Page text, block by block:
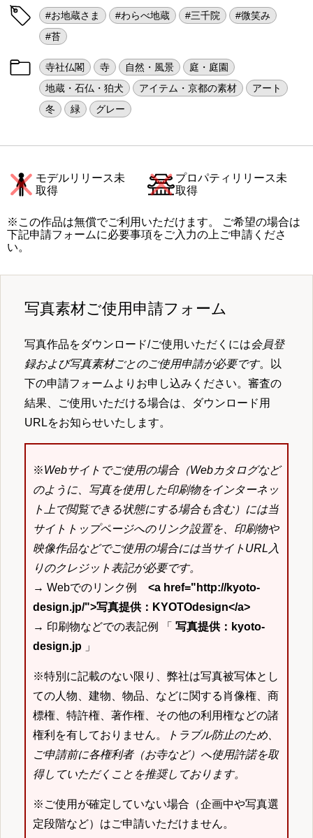
#お地蔵さま #わらべ地蔵 #三千院
#微笑み
#苔
寺社仏閣 寺 自然・風景
庭・庭園
地蔵・石仏・狛犬
アイテム・京都の素材
アート
冬
緑 グレー
モデルリリース未
取得
プロパティリリース未
取得
※この作品は無償でご利用いただけます。 ご希望の場合は
下記申請フォームに必要事項をご入力の上ご申請くださ
い。
写真素材ご使用申請フォーム
写真作品をダウンロード/ご使用いただくには会員登
録および写真素材ごとのご使用申請が必要です。以
下の申請フォームよりお申し込みください。審査の
結果、ご使用いただける場合は、ダウンロード用
URLをお知らせいたします。
※Webサイトでご使用の場合（Webカタログなど
のように、写真を使用した印刷物をインターネッ
ト上で閲覧できる状態にする場合も含む）には当
サイトトップページへのリンク設置を、印刷物や
映像作品などでご使用の場合には当サイトURL入
りのクレジット表記が必要です。
→ Webでのリンク例 <a href="http://kyoto-
design.jp/">写真提供：KYOTOdesign</a>
→ 印刷物などでの表記例 「 写真提供：kyoto-
design.jp 」
※特別に記載のない限り、弊社は写真被写体とし
ての人物、建物、物品、などに関する肖像権、商
標権、特許権、著作権、その他の利用権などの諸
権利を有しておりません。
トラブル防止のため、
ご申請前に各権利者（お寺など）へ使用許諾を取
得していただくことを推奨しております。
※ご使用が確定していない場合（企画中や写真選
定段階など）はご申請いただけません。